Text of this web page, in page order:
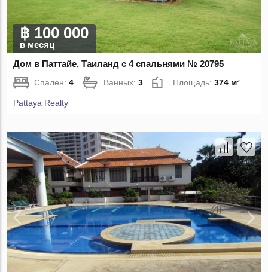
฿ 100 000
в месяц
Дом в Паттайе, Таиланд с 4 спальнями № 20795
Спален:4 Ванных:3 Площадь:374 м²
Pattaya Realty